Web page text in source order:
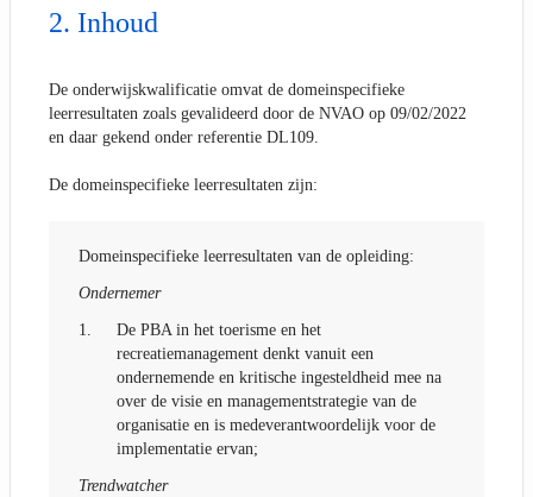
Inhoud
De onderwijskwalificatie omvat de domeinspecifieke
leerresultaten zoals gevalideerd door de NVAO op 09/02/2022
en daar gekend onder referentie DL109.
De domeinspecifieke leerresultaten zijn:
Domeinspecifieke leerresultaten van de opleiding:
Ondernemer
1.
De PBA in het toerisme en het
recreatiemanagement denkt vanuit een
ondernemende en kritische ingesteldheid mee na
over de visie en managementstrategie van de
organisatie en is medeverantwoordelijk voor de
implementatie ervan;
Trendwatcher